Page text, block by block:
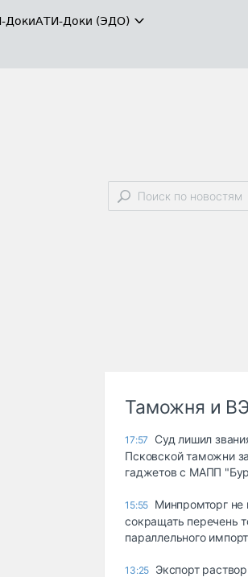
ДокиАТИ-Доки (ЭДО)
Таможня и
17:57
Суд лишил
Псковской таможни
гаджетов с МАПП
15:55 Минпромторг не
сокращать перечень
параллельного
13:25 Экспорт